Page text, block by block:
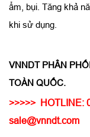
ẩm, bụi. Tăng khả
khi sử dụng.
VNNDT PHÂN
TOÀN QUỐC.
>>>>> HOTLINE:
sale@vnndt.com